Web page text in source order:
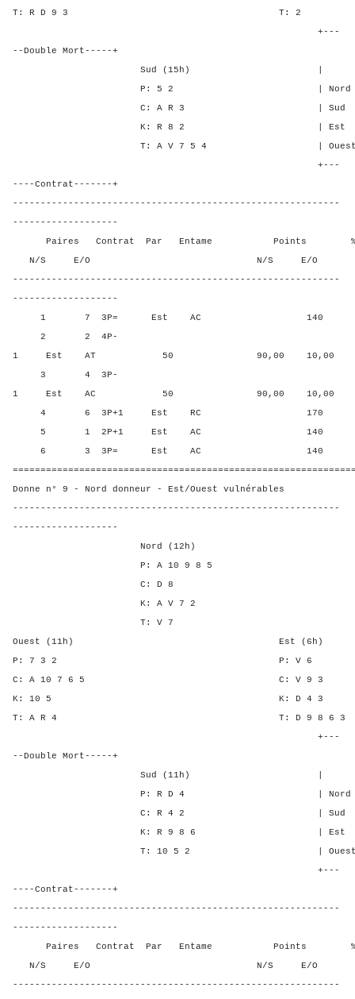
T: R D 9 3
+---
--Double Mort-----+
Sud (15h) | SA P
P: 5 2 | Nord - - 2
C: A R 3 | Sud - -
K: R 8 2 | Est 1 2
T: A V 7 5 4 | Ouest 1
+---
----Contrat-------+
-----------------------------------------------------------
-------------------
Paires Contrat Par Entame Points %
N/S E/O N/S E/O N/
-----------------------------------------------------------
-------------------
1 7 3P= Est AC 140
2 2 4P-
1 Est AT 50 90,00 10,00
3 4 3P-
1 Est AC 50 90,00 10,00
4 6 3P+1 Est RC 170 0,00
5 1 2P+1 Est AC 140
6 3 3P= Est AC 140
Donne n° 9 - Nord donneur - Est/Ouest vulnérables
-----------------------------------------------------------
-------------------
Nord (12h)
P: A 10 9 8 5
C: D 8
K: A V 7 2
T: V 7
Ouest (11h) Est (6h)
P: 7 3 2 P:
C: A 10 7 6 5 C: V
K: 10 5 K: D
T: A R 4 T: D 9 8
+---
--Double Mort-----+
Sud (11h) | SA P
P: R D 4 | Nord 1 4
C: R 4 2 | Sud 1 4
K: R 9 8 6 | Est - -
T: 10 5 2 | Ouest - -
+---
----Contrat-------+
-----------------------------------------------------------
-------------------
Paires Contrat Par Entame Points %
N/S E/O N/S E/O N/
-----------------------------------------------------------